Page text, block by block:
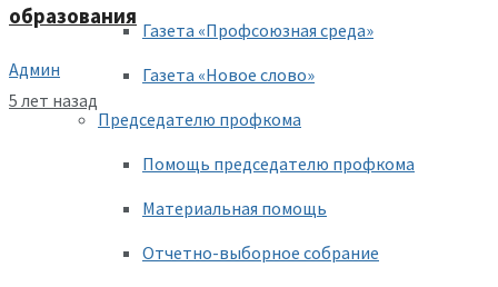
Газета «Профсоюзная среда»
Газета «Новое слово»
Председателю профкома
Помощь председателю профкома
Материальная помощь
Отчетно-выборное собрание
образования
Админ
5 лет назад